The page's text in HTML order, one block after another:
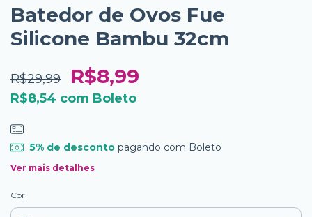
Batedor de Ovos Fue
Silicone Bambu 32cm
R$29,99 R$8,99
R$8,54 com Boleto
5% de descontopagando com Boleto
Ver mais detalhes
Cor